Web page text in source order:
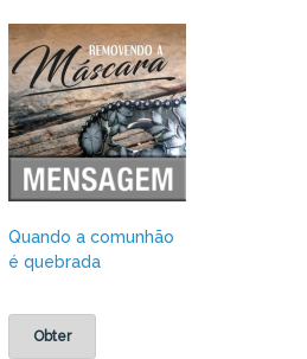
Quando a comunhão
é quebrada
Obter